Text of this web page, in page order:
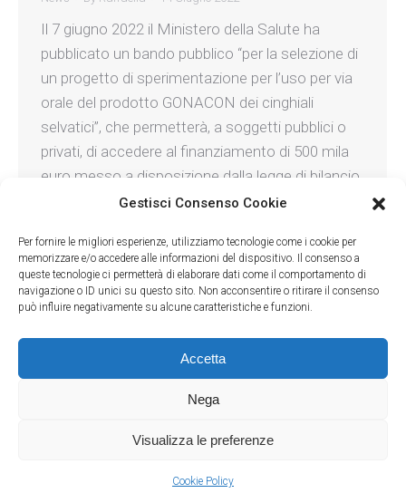
Gestisci Consenso Cookie
Per fornire le migliori esperienze, utilizziamo tecnologie come i cookie per
memorizzare e/o accedere alle informazioni del dispositivo. Il consenso a
queste tecnologie ci permetterà di elaborare dati come il comportamento di
navigazione o ID unici su questo sito. Non acconsentire o ritirare il consenso
può influire negativamente su alcune caratteristiche e funzioni.
Accetta
Nega
Visualizza le preferenze
Cookie Policy
Il 7 giugno 2022 il Ministero della Salute ha
pubblicato un bando pubblico “per la selezione di
un progetto di sperimentazione per l’uso per via
orale del prodotto GONACON dei cinghiali
selvatici”, che permetterà, a soggetti pubblici o
privati, di accedere al finanziamento di 500 mila
euro messo a disposizione dalla legge di bilancio
LAC - Lega Abolizione Caccia- Via Andrea Solari, 40 - 20144 Milano
- Via Visconti, 31 - 28010 Agrate Conturbia (NO) - C.F.
footer